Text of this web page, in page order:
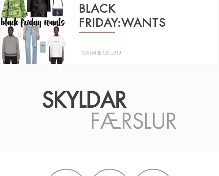
BLACK
FRIDAY:WANTS
NOVEMBER 25, 2019
SKYLDAR
FÆRSLUR